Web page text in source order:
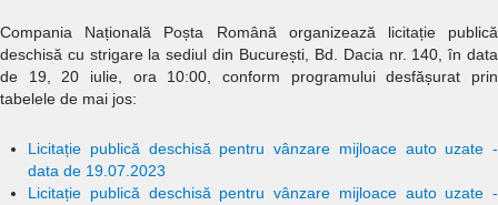
Compania Națională Poșta Română organizează licitație publică
deschisă cu strigare la sediul din București, Bd. Dacia nr. 140, în data
de 19, 20 iulie, ora 10:00, conform programului desfășurat prin
tabelele de mai jos:
L icitație publică deschisă pentru vânzare mijloace auto uzate -
data de 19.07.2023
L icitație publică deschisă pentru vânzare mijloace auto uzate -